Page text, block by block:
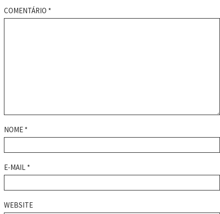
COMENTÁRIO *
NOME *
E-MAIL *
WEBSITE